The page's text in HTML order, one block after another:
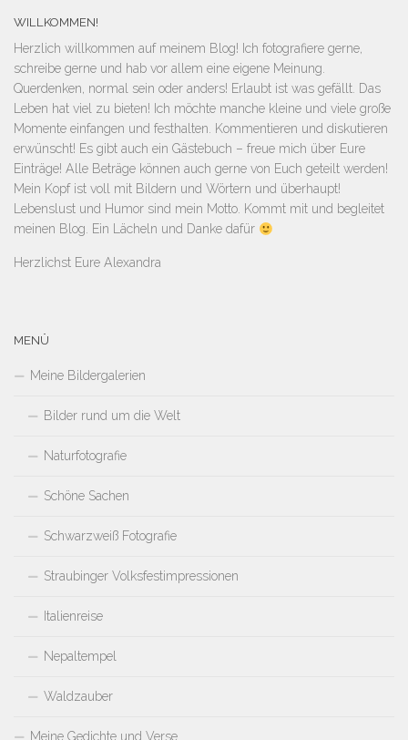
WILLKOMMEN!
Herzlich willkommen auf meinem Blog! Ich fotografiere gerne,
schreibe gerne und hab vor allem eine eigene Meinung.
Querdenken, normal sein oder anders! Erlaubt ist was gefällt. Das
Leben hat viel zu bieten! Ich möchte manche kleine und viele große
Momente einfangen und festhalten. Kommentieren und diskutieren
erwünscht! Es gibt auch ein Gästebuch – freue mich über Eure
Einträge! Alle Beträge können auch gerne von Euch geteilt werden!
Mein Kopf ist voll mit Bildern und Wörtern und überhaupt!
Lebenslust und Humor sind mein Motto. Kommt mit und begleitet
meinen Blog. Ein Lächeln und Danke dafür
Herzlichst Eure Alexandra
MENÜ
Meine Bildergalerien
Bilder rund um die Welt
Naturfotografie
Schöne Sachen
Schwarzweiß Fotografie
Straubinger Volksfestimpressionen
Italienreise
Nepaltempel
Waldzauber
Meine Gedichte und Verse